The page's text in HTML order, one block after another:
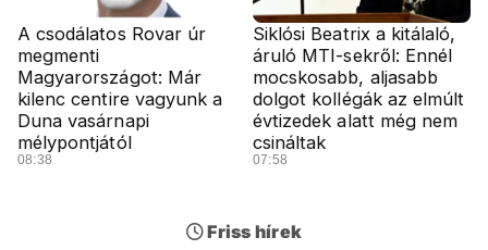
A csodálatos Rovar úr
megmenti
Magyarországot: Már
kilenc centire vagyunk a
Duna vasárnapi
mélypontjától
08:38
Siklósi Beatrix a kitálaló,
áruló MTI-sekről: Ennél
mocskosabb, aljasabb
dolgot kollégák az elmúlt
évtizedek alatt még nem
csináltak
07:58
Friss hírek